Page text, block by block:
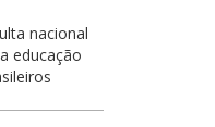
nacional
educação